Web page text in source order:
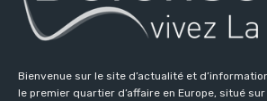
Bienvenue sur le site d’actualité et
le premier quartier d’affaire en Europe, situé